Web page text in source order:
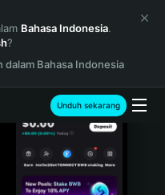
Bahasa Indonesia.
?
dalam Bahasa Indonesia
Unduh sekarang